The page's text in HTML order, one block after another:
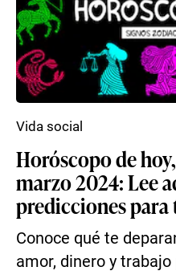
Horóscopo de
marzo 2024: Lee
predicciones
Conoce qué te
amor, dinero y trabajo
Vida social